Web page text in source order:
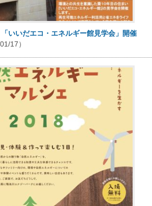
「いいだエコ・エネルギー館見学会」開催
17）